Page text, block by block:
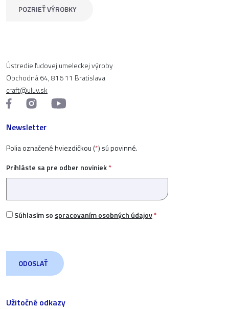
POZRIEŤ VÝROBKY
Užitočné odkazy
Ústredie ľudovej umeleckej výroby
Obchodná 64, 816 11 Bratislava
craft@uluv.sk
Newsletter
Polia označené hviezdičkou (*) sú povinné.
Prihláste sa pre odber noviniek*
Súhlasím so spracovaním osobných údajov*